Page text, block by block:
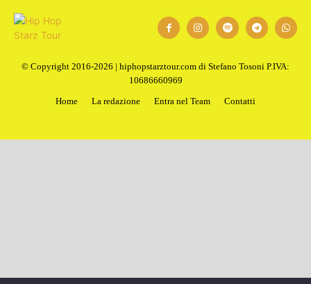
© Copyright 2016-2026 | hiphopstarztour.com di Stefano Tosoni P.IVA:
10686660969
Home
La redazione Entra nel Team Contatti